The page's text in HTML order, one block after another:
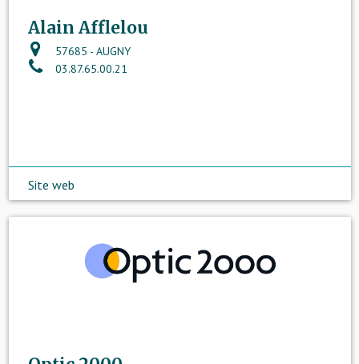
Alain Afflelou
57685 - AUGNY
03.87.65.00.21
Site web